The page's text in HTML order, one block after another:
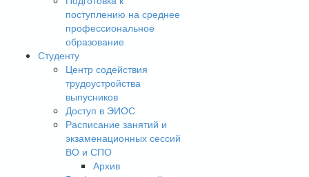
поступлению на среднее
профессиональное
образование
Студенту
Центр содействия
трудоустройства
выпусников
Доступ в ЭИОС
Расписание занятий и
экзаменационных сессий
ВО и СПО
Архив